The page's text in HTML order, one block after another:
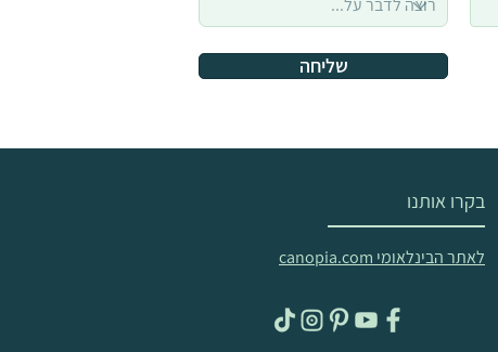
שליחה
בקרו אותנו
לאתר הבינלאומי canopia.com